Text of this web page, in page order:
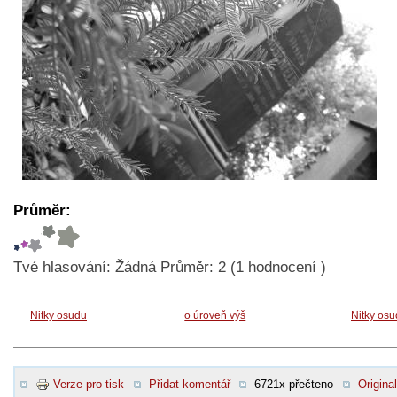
Průměr:
Tvé hlasování: Žádná Průměr: 2 (1 hodnocení )
Nitky osudu o úroveň výš Nitky
Verze pro tisk Přidat komentář 6721x přečteno Original